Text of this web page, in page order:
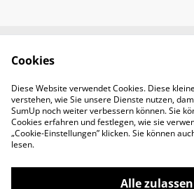
Legal Terms
Cookie Policy
Cookies
Diese Website verwendet Cookies. Diese
verstehen, wie Sie unsere Dienste nutzen,
SumUp noch weiter verbessern können. Sie
Cookies erfahren und festlegen, wie sie
„Cookie-Einstellungen” klicken. Sie können
lesen.
Alle zulassen